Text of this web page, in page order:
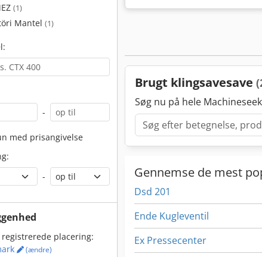
(1)
Mantel (1)
-
med prisangivelse
-
registrerede placering:
(ændre)
Brugt klingsavesave
Søg nu på hele
Gennemse de mest
Dsd 201
Ende Kugleventil
Ex Pressecenter